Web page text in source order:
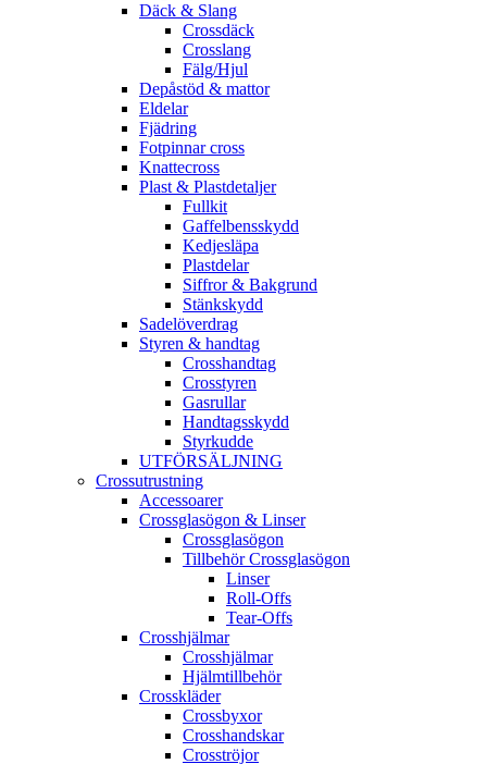
Däck & Slang
Crossdäck
Crosslang
Fälg/Hjul
Depåstöd & mattor
Eldelar
Fjädring
Fotpinnar cross
Knattecross
Plast & Plastdetaljer
Fullkit
Gaffelbensskydd
Kedjesläpa
Plastdelar
Siffror & Bakgrund
Stänkskydd
Sadelöverdrag
Styren & handtag
Crosshandtag
Crosstyren
Gasrullar
Handtagsskydd
Styrkudde
UTFÖRSÄLJNING
Crossutrustning
Accessoarer
Crossglasögon & Linser
Crossglasögon
Tillbehör Crossglasögon
Linser
Roll-Offs
Tear-Offs
Crosshjälmar
Crosshjälmar
Hjälmtillbehör
Crosskläder
Crossbyxor
Crosshandskar
Crosströjor